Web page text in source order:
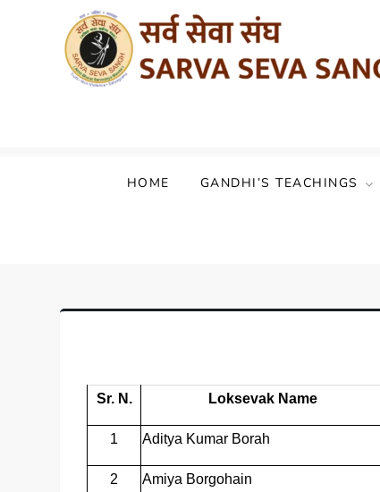
HOME GANDHI’S TEACHINGS
Sr. N. Loksevak Name
1 Aditya Kumar Borah
2 Amiya Borgohain